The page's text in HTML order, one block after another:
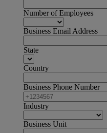
Number of Employees
Business Email Address
State
Country
Business Phone Number
Industry
Business Unit